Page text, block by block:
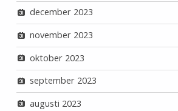
december 2023
november 2023
oktober 2023
september 2023
augusti 2023